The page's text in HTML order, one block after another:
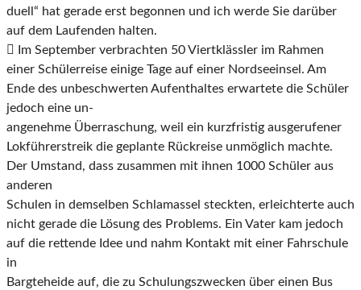
duell“ hat gerade erst begonnen und ich werde Sie darüber
auf dem Laufenden halten.
Im September verbrachten 50 Viertklässler im Rahmen
einer Schülerreise einige Tage auf einer Nordseeinsel. Am
Ende des unbeschwerten Aufenthaltes erwartete die Schüler
jedoch eine un-
angenehme Überraschung, weil ein kurzfristig ausgerufener
Lokführerstreik die geplante Rückreise unmöglich machte.
Der Umstand, dass zusammen mit ihnen 1000 Schüler aus
anderen
Schulen in demselben Schlamassel steckten, erleichterte auch
nicht gerade die Lösung des Problems. Ein Vater kam jedoch
auf die rettende Idee und nahm Kontakt mit einer Fahrschule
in
Bargteheide auf, die zu Schulungszwecken über einen Bus